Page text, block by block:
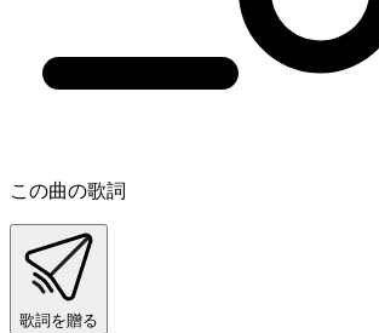
この曲の歌詞
歌詞を贈る